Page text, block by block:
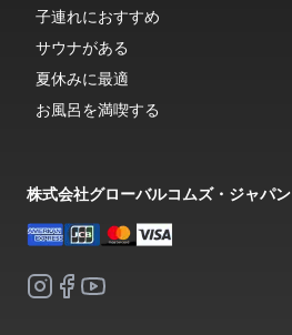
子連れにおすすめ
サウナがある
夏休みに最適
お風呂を満喫する
株式会社グローバルコムズ・ジャパン